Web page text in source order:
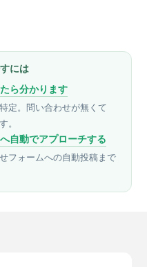
には
ら分かります
定。問い合わせが無くて
。
自動でアプローチする
フォームへの自動投稿まで